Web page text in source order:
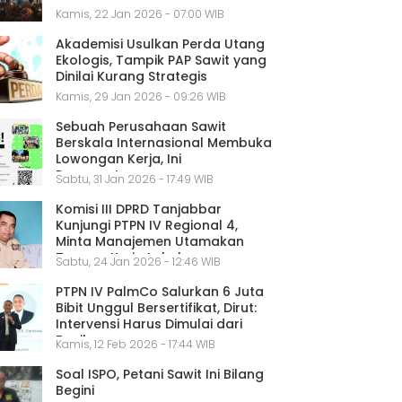
Kamis, 22 Jan 2026 - 07:00 WIB
Akademisi Usulkan Perda Utang
Ekologis, Tampik PAP Sawit yang
Dinilai Kurang Strategis
Kamis, 29 Jan 2026 - 09:26 WIB
Sebuah Perusahaan Sawit
Berskala Internasional Membuka
Lowongan Kerja, Ini
Persyaratannya
Sabtu, 31 Jan 2026 - 17:49 WIB
Komisi III DPRD Tanjabbar
Kunjungi PTPN IV Regional 4,
Minta Manajemen Utamakan
Tenaga Kerja Lokal
Sabtu, 24 Jan 2026 - 12:46 WIB
PTPN IV PalmCo Salurkan 6 Juta
Bibit Unggul Bersertifikat, Dirut:
Intervensi Harus Dimulai dari
Benih
Kamis, 12 Feb 2026 - 17:44 WIB
Soal ISPO, Petani Sawit Ini Bilang
Begini